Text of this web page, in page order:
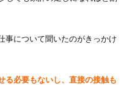
事について聞いたのがきっかけ
る必要もないし、直接の接触も